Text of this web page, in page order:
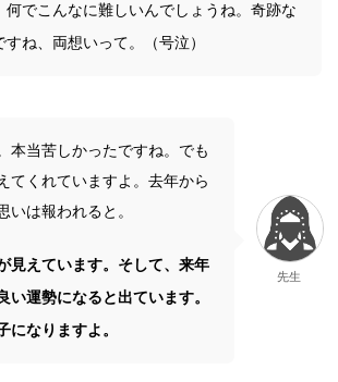
何でこんなに難しいんでしょうね。奇跡な
すね、両想いって。（号泣）
本当苦しかったですね。でも
てくれていますよ。去年から
いは報われると。
見えています。そして、来年
い運勢になると出ています。
になりますよ。
先生